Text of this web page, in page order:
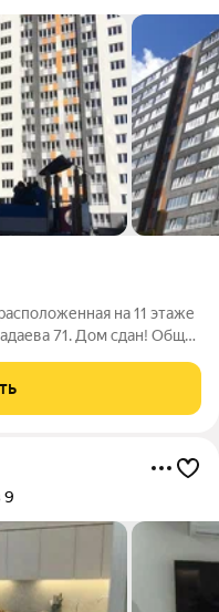
на 11 этаже
71. Дом сдан! Общая
гостиная- 31,5 кв.м., 2
9